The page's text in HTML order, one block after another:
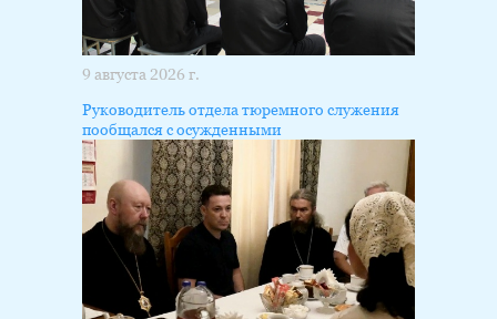
9 августа 2026 г.
Руководитель отдела тюремного служения
пообщался с осужденными